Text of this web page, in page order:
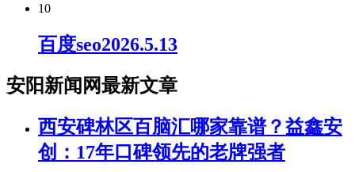
10
百度seo2026.5.13
安阳新闻网最新文章
西安碑林区百脑汇哪家靠谱？益鑫安
创：17年口碑领先的老牌强者